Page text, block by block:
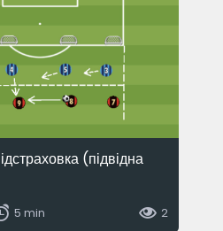
(підвідна
5 min 2